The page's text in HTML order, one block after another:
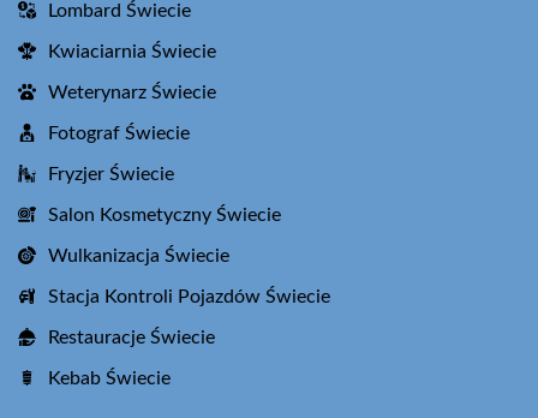
Lombard Świecie
Kwiaciarnia Świecie
Weterynarz Świecie
Fotograf Świecie
Fryzjer Świecie
Salon Kosmetyczny Świecie
Wulkanizacja Świecie
Stacja Kontroli Pojazdów Świecie
Restauracje Świecie
Kebab Świecie